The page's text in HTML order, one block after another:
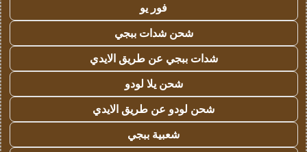
فور يو
شحن شدات ببجي
شدات ببجي عن طريق الايدي
شحن يلا لودو
شحن لودو عن طريق الايدي
شعبية ببجي